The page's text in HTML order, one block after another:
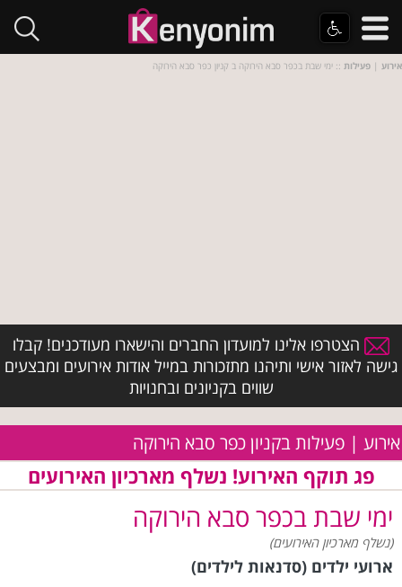
אירוע | פעילות :: ימי שבת בכפר סבא הירוקה ב קניון כפר סבא הירוקה
הצטרפו אלינו למועדון החברים והישארו מעודכנים! קבלו
גישה לאזור אישי ותיהנו מתזכורות במייל אודות אירועים ומבצעים
שווים בקניונים ובחנויות
אירוע | פעילות בקניון כפר סבא הירוקה
פג תוקף האירוע! נשלף מארכיון האירועים
ימי שבת בכפר סבא הירוקה
(נשלף מארכיון האירועים)
ארועי ילדים (סדנאות לילדים)